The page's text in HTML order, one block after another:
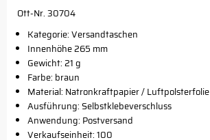
Ott-Nr. 30704
Kategorie: Versandtaschen
Innenhöhe 265 mm
Gewicht: 21 g
Farbe: braun
Material: Natronkraftpapier / Luftpolsterfolie
Ausführung: Selbstklebeverschluss
Anwendung: Postversand
Verkaufseinheit: 100